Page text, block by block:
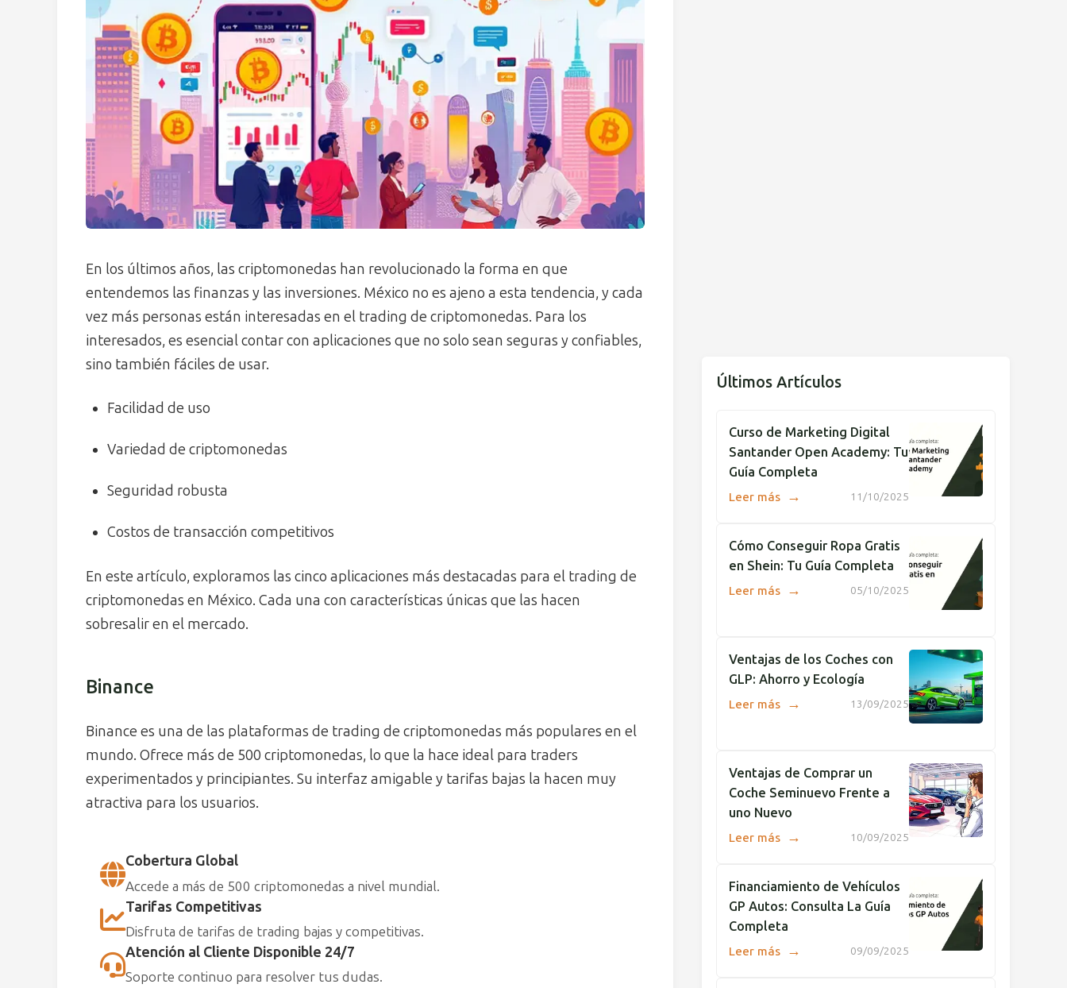
En los últimos años, las criptomonedas han revolucionado la forma en que
entendemos las finanzas y las inversiones. México no es ajeno a esta tendencia, y cada
vez más personas están interesadas en el trading de criptomonedas. Para los
interesados, es esencial contar con aplicaciones que no solo sean seguras y confiables,
sino también fáciles de usar.
Facilidad de uso
Variedad de criptomonedas
Seguridad robusta
Costos de transacción competitivos
En este artículo, exploramos las cinco aplicaciones más destacadas para el trading de
criptomonedas en México. Cada una con características únicas que las hacen
sobresalir en el mercado.
Binance
Binance es una de las plataformas de trading de criptomonedas más populares en el
mundo. Ofrece más de 500 criptomonedas, lo que la hace ideal para traders
experimentados y principiantes. Su interfaz amigable y tarifas bajas la hacen muy
atractiva para los usuarios.
Cobertura Global
Accede a más de 500 criptomonedas a nivel mundial.
Tarifas Competitivas
Disfruta de tarifas de trading bajas y competitivas.
Atención al Cliente Disponible 24/7
Soporte continuo para resolver tus dudas.
Últimos Artículos
Curso de Marketing Digital
Santander Open Academy: Tu
Guía Completa
11/10/2025
Leer más →
Cómo Conseguir Ropa Gratis
en Shein: Tu Guía Completa
05/10/2025
Leer más →
Ventajas de los Coches con
GLP: Ahorro y Ecología
13/09/2025
Leer más →
Ventajas de Comprar un
Coche Seminuevo Frente a
uno Nuevo
10/09/2025
Leer más →
Financiamiento de Vehículos
GP Autos: Consulta La Guía
Completa
09/09/2025
Leer más →